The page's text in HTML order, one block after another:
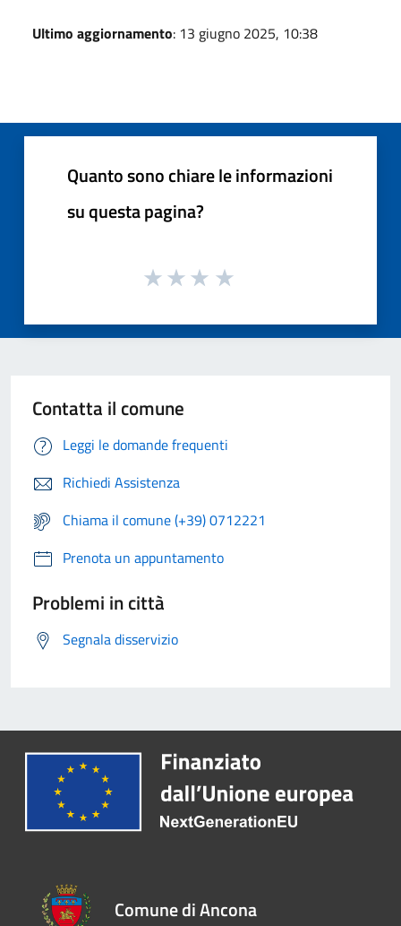
Ultimo aggiornamento: 13 giugno 2025, 10:38
Quanto sono chiare le informazioni
su questa pagina?
Contatta il comune
Leggi le domande frequenti
Richiedi Assistenza
Chiama il comune (+39) 0712221
Prenota un appuntamento
Problemi in città
Segnala disservizio
Comune di Ancona